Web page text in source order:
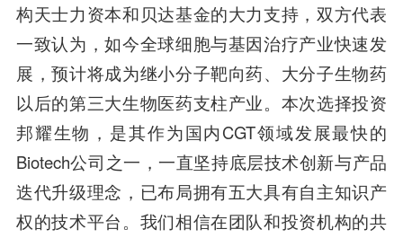
构天士力资本和贝达基金的大力支持，双方代表
一致认为，如今全球细胞与基因治疗产业快速发
展，预计将成为继小分子靶向药、大分子生物药
以后的第三大生物医药支柱产业。本次选择投资
邦耀生物，是其作为国内CGT领域发展最快的
Biotech公司之一，一直坚持底层技术创新与产品
迭代升级理念，已布局拥有五大具有自主知识产
权的技术平台。我们相信在团队和投资机构的共